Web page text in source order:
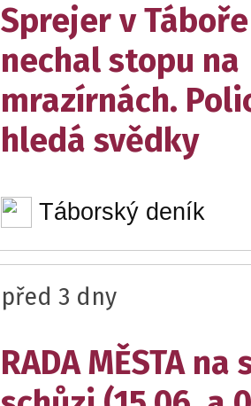
Sprejer v Táboře
nechal stopu na
mrazírnách.
hledá svědky
Táborský deník
před 3 dny
RADA MĚSTA na